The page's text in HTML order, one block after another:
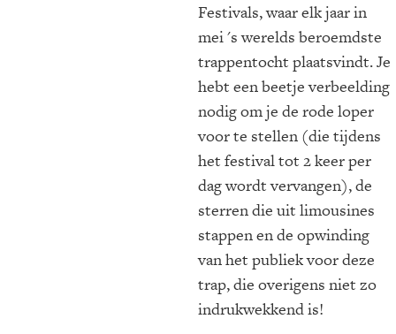
Festivals, waar elk jaar in
mei 's werelds beroemdste
trappentocht plaatsvindt. Je
hebt een beetje verbeelding
nodig om je de rode loper
voor te stellen (die tijdens
het festival tot 2 keer per
dag wordt vervangen), de
sterren die uit limousines
stappen en de opwinding
van het publiek voor deze
trap, die overigens niet zo
indrukwekkend is!